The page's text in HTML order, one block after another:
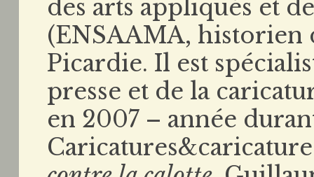
des arts appliqués et
(ENSAAMA, historien
Picardie. Il est
presse et de la
en 2007 – année